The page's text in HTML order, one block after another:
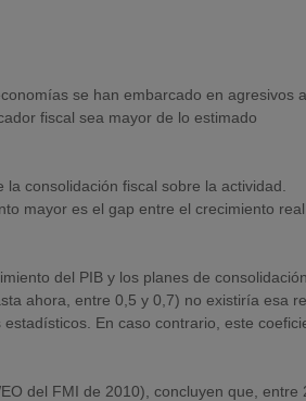
se han embarcado en agresivos
fiscal sea mayor de lo estimado
consolidación fiscal sobre la actividad.
mayor es el gap entre el crecimiento
del PIB y los planes de
ahora, entre 0,5 y 0,7) no existiría esa
En caso contrario, este
del FMI de 2010), concluyen que, entre